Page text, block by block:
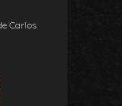
Carlos